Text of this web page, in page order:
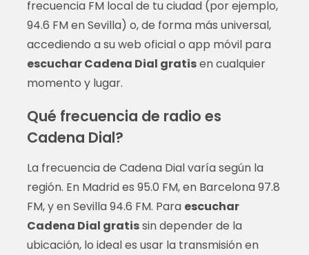
frecuencia FM local de tu ciudad (por ejemplo,
94.6 FM en Sevilla) o, de forma más universal,
accediendo a su web oficial o app móvil para
escuchar Cadena Dial gratisen cualquier
momento y lugar.
Qué frecuencia de radio es
Cadena Dial?
La frecuencia de Cadena Dial varía según la
región. En Madrid es 95.0 FM, en Barcelona 97.8
FM, y en Sevilla 94.6 FM. Para escuchar
Cadena Dial gratissin depender de la
ubicación, lo ideal es usar la transmisión en